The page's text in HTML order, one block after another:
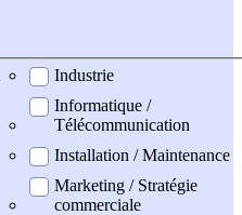
Industrie
Informatique /
Télécommunication
Installation / Maintenance
Marketing / Stratégie
commerciale